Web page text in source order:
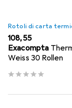
Rotoli di carta
EUR
108,55
Exacompta
Weiss 30 Rollen